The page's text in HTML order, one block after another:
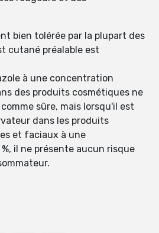
bien tolérée par la plupart des
cutané préalable est
à une concentration
des produits cosmétiques ne
sûre, mais lorsqu'il est
dans les produits
et faciaux à une
il ne présente aucun risque